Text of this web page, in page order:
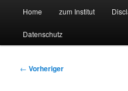
Suchmaschine
Technologie
Zum
primären
Zum
sekundären
Home zum Institut
Datenschutz
Beitragsnavigation
← Vorheriger